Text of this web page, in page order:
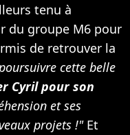
tenu à
du groupe M6 pour
de retrouver la
cette belle
Cyril pour son
et ses
projets !"Et